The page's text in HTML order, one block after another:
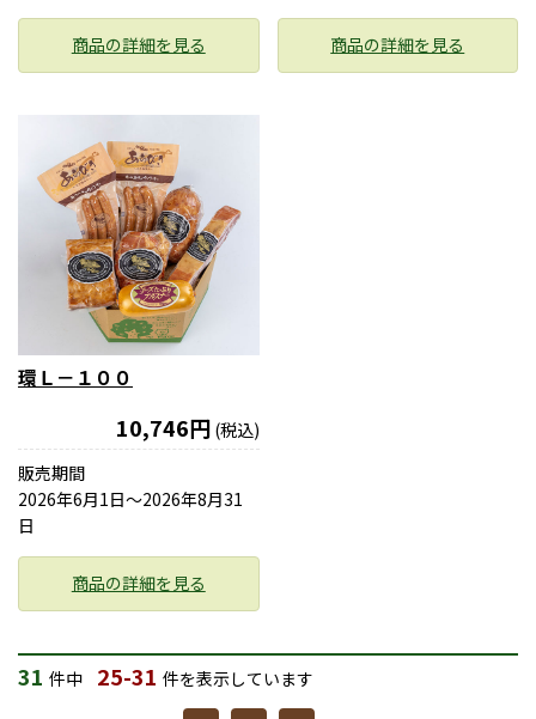
商品の詳細を見る 商品の詳細を見る
環Ｌ－１００
10,746円 (税込)
販売期間
2026年6月1日〜2026年8月31
日
商品の詳細を見る
31 件中 25-31 件を表示しています